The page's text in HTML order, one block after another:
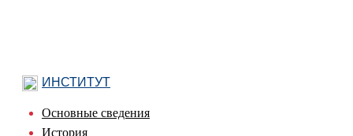
ИНСТИТУТ
Основные сведения
История